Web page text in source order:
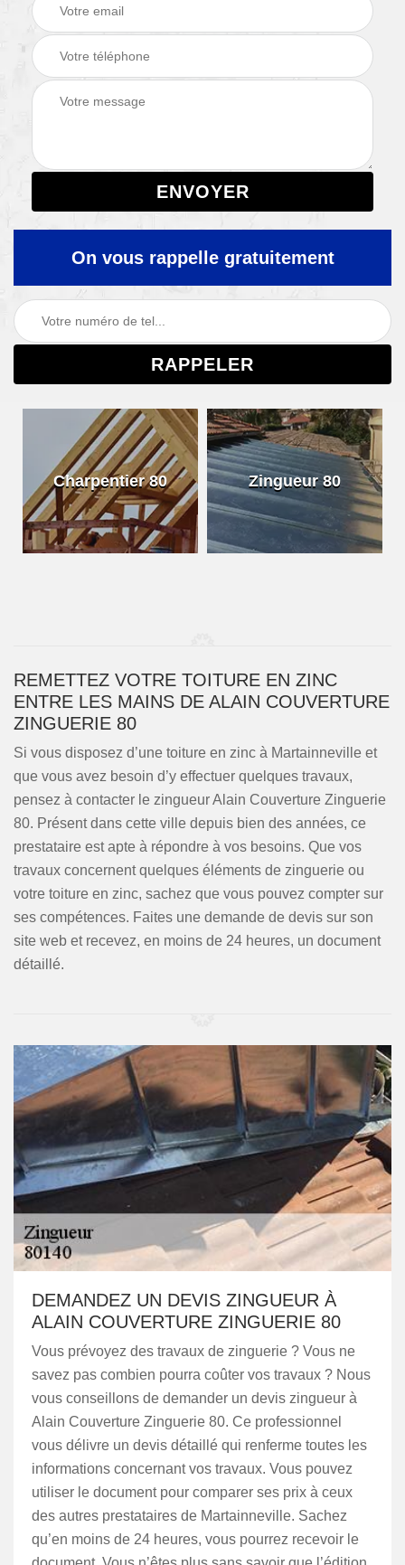
On vous rappelle gratuitement
Charpentier 80 Zingueur 80
REMETTEZ VOTRE TOITURE EN ZINC
ENTRE LES MAINS DE ALAIN COUVERTURE
ZINGUERIE 80
Si vous disposez d’une toiture en zinc à Martainneville et
que vous avez besoin d’y effectuer quelques travaux,
pensez à contacter le zingueur Alain Couverture Zinguerie
80. Présent dans cette ville depuis bien des années, ce
prestataire est apte à répondre à vos besoins. Que vos
travaux concernent quelques éléments de zinguerie ou
votre toiture en zinc, sachez que vous pouvez compter sur
ses compétences. Faites une demande de devis sur son
site web et recevez, en moins de 24 heures, un document
détaillé.
DEMANDEZ UN DEVIS ZINGUEUR À
ALAIN COUVERTURE ZINGUERIE 80
Vous prévoyez des travaux de zinguerie ? Vous ne
savez pas combien pourra coûter vos travaux ? Nous
vous conseillons de demander un devis zingueur à
Alain Couverture Zinguerie 80. Ce professionnel
vous délivre un devis détaillé qui renferme toutes les
informations concernant vos travaux. Vous pouvez
utiliser le document pour comparer ses prix à ceux
des autres prestataires de Martainneville. Sachez
qu’en moins de 24 heures, vous pourrez recevoir le